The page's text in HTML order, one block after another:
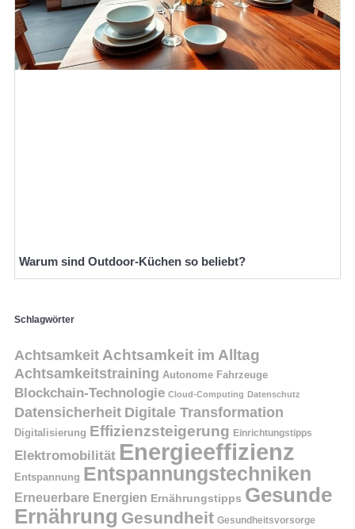
Warum sind Outdoor-Küchen so beliebt?
Schlagwörter
Achtsamkeit Achtsamkeit im Alltag
Achtsamkeitstraining Autonome Fahrzeuge
Blockchain-Technologie Cloud-Computing Datenschutz
Datensicherheit Digitale Transformation
Digitalisierung Effizienzsteigerung Einrichtungstipps
Elektromobilität Energieeffizienz
Entspannung Entspannungstechniken
Erneuerbare Energien Ernährungstipps Gesunde
Ernährung Gesundheit Gesundheitsvorsorge